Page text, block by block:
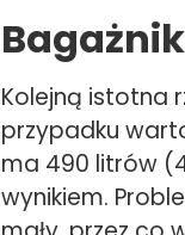
Kolejną istotna
przypadku
ma 490 litrów
wynikiem.